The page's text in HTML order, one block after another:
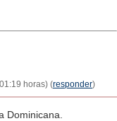
horas) (responder)
Dominicana.